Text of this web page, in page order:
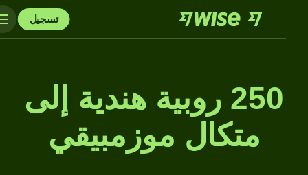
تسجيل
250 روبية هندية إلى
متكال موزمبيقي